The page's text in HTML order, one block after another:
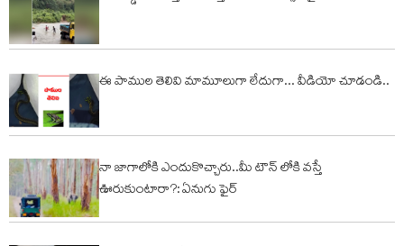
ఈ పాముల తెలివి మామూలుగా లేదుగా... వీడియో చూడండి..
నా జాగాలోకి ఎందుకొచ్చారు..మీ టౌన్ లోకి వస్తే
ఊరుకుంటారా?: ఏనుగు ఫైర్